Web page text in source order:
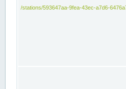
/stations/593647aa-9fea-43ec-a7d6-